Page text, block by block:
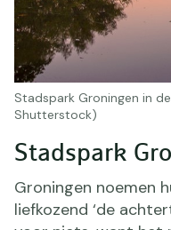
Stadspark
Groningen noemen
liefkozend ‘de
Stadspark Groningen in
Shutterstock)